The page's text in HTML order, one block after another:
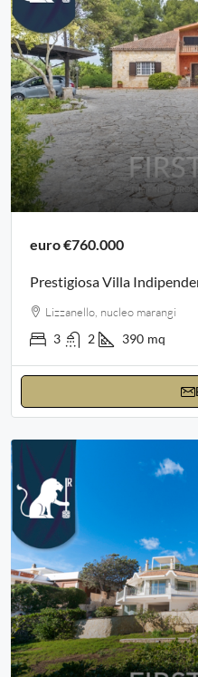
euro€760.000
Prestigiosa Villa
Lizzanello, nucleo marangi
3 2 390 mq